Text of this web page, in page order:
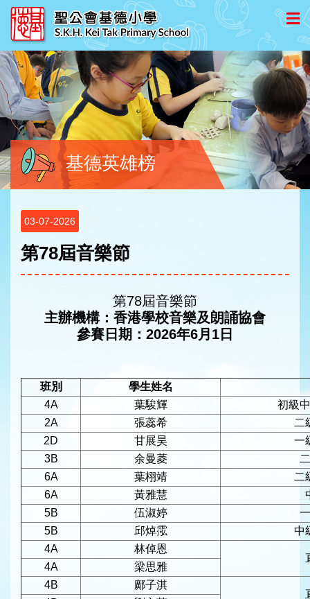
基德英雄榜
03-07-2026
第78屆音樂節
第78屆音樂節
主辦機構：香港學校音樂及朗誦協會
參賽日期：2026年6月1日
班別
學生姓名
4A
葉駿輝
初級
2A
張蕊希
二
2D
甘展昊
一
3B
余曼菱
6A
葉栩靖
二
6A
黃雅慧
5B
伍淑婷
5B
邱焯霐
中
4A
林倬恩
4A
梁思雅
4B
鄺子淇